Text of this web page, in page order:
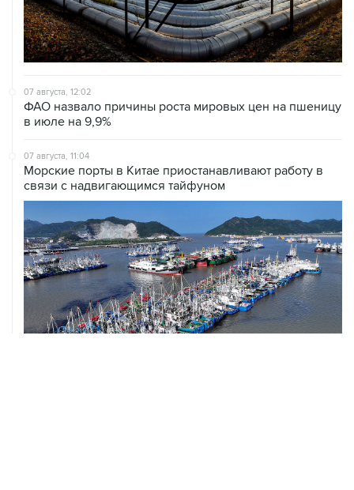
07 августа, 12:02
ФАО назвало причины роста мировых цен на пшеницу
в июле на 9,9%
07 августа, 11:04
Морские порты в Китае приостанавливают работу в
связи с надвигающимся тайфуном